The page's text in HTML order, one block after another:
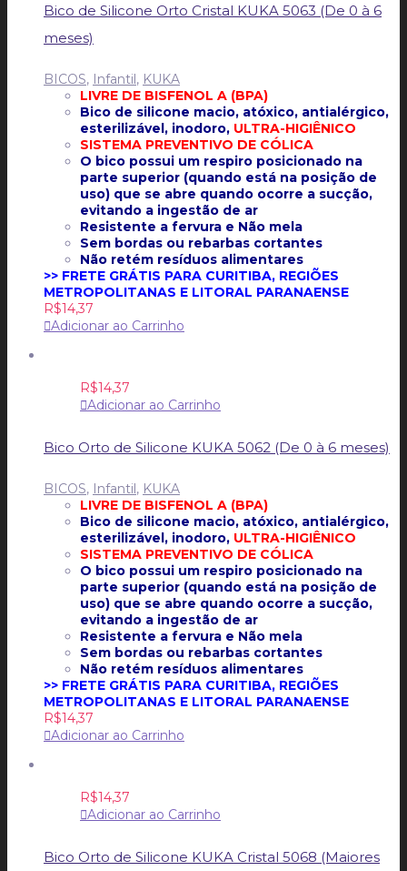
Bico de Silicone Orto Cristal KUKA 5063 (De 0 à 6
meses)
BICOS, Infantil, KUKA
LIVRE DE BISFENOL A (BPA)
Bico de silicone macio, atóxico, antialérgico,
esterilizável, inodoro, ULTRA-HIGIÊNICO
SISTEMA PREVENTIVO DE CÓLICA
O bico possui um respiro posicionado na
parte superior (quando está na posição de
uso) que se abre quando ocorre a sucção,
evitando a ingestão de ar
Resistente a fervura e Não mela
Sem bordas ou rebarbas cortantes
Não retém resíduos alimentares
>> FRETE GRÁTIS PARA CURITIBA, REGIÕES
METROPOLITANAS E LITORAL PARANAENSE
R$14,37
Adicionar ao Carrinho
R$14,37
Adicionar ao Carrinho
Bico Orto de Silicone KUKA 5062 (De 0 à 6 meses)
BICOS, Infantil, KUKA
LIVRE DE BISFENOL A (BPA)
Bico de silicone macio, atóxico, antialérgico,
esterilizável, inodoro, ULTRA-HIGIÊNICO
SISTEMA PREVENTIVO DE CÓLICA
O bico possui um respiro posicionado na
parte superior (quando está na posição de
uso) que se abre quando ocorre a sucção,
evitando a ingestão de ar
Resistente a fervura e Não mela
Sem bordas ou rebarbas cortantes
Não retém resíduos alimentares
>> FRETE GRÁTIS PARA CURITIBA, REGIÕES
METROPOLITANAS E LITORAL PARANAENSE
R$14,37
Adicionar ao Carrinho
R$14,37
Adicionar ao Carrinho
Bico Orto de Silicone KUKA Cristal 5068 (Maiores